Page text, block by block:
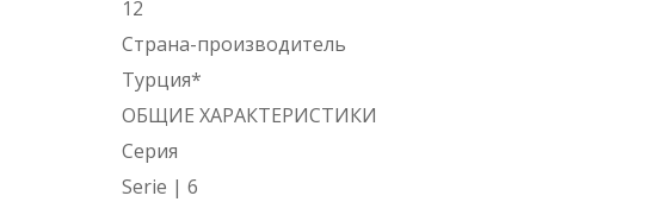
12
Страна-производитель
Турция*
ОБЩИЕ ХАРАКТЕРИСТИКИ
Серия
Serie | 6